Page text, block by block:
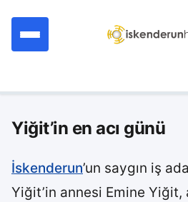
Yiğit’in en acı günü
İskenderun’un saygın iş
Yiğit’in annesi Emine Yiğit,